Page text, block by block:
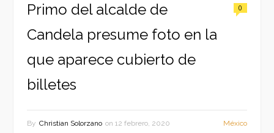
Primo del alcalde de
Candela presume foto en la
que aparece cubierto de
billetes
0
By Christian Solorzano on 12 febrero, 2020 México